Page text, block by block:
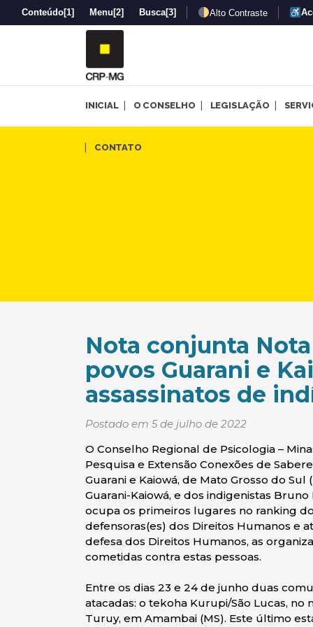
Conteúdo[1] Menu [2] Busca[3] Alto Contraste
INICIAL O CONSELHO LEGISLAÇÃO
CONTATO
Nota conjunta Nota de
Nota conjunta
povos Guarani e
assassinatos de
Postado em 5 de julho de 2022
O Conselho Regional de Psicologia –
Pesquisa e Extensão Conexões de
Guarani e Kaiowá, de Mato Grosso do
Guarani-Kaiowá, e dos indigenistas
ocupa os primeiros lugares no ranking
defensoras(es) dos Direitos Humanos e
defesa dos Direitos Humanos, as
cometidas contra estas pessoas.
Entre os dias 23 e 24 de junho duas
atacadas: o tekoha Kurupi/São Lucas, no
Turuy, em Amambai (MS). Este último